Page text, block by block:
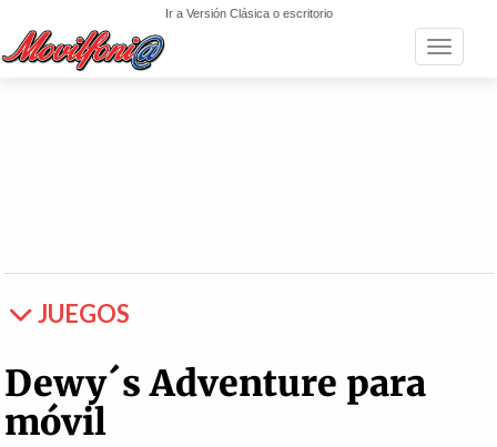
Ir a Versión Clásica o escritorio
Toggle
JUEGOS
Dewy´s Adventure para
móvil